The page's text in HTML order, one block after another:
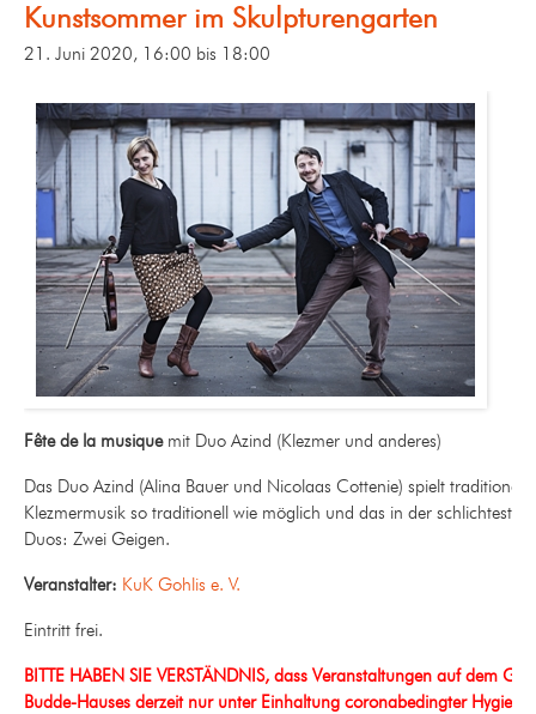
Kunstsommer im Skulpturengarten
21. Juni 2020, 16:00 bis 18:00
Fête de la musiquemit Duo Azind (Klezmer und anderes)
Das Duo Azind (Alina Bauer und Nicolaas Cottenie) spielt traditionelle
Klezmermusik so traditionell wie möglich und das in der
Duos: Zwei Geigen.
Veranstalter: KuK Gohlis e. V.
Eintritt frei.
BITTE HABEN SIE VERSTÄNDNIS, dass Veranstaltungen auf dem
Budde-Hauses derzeit nur unter Einhaltung coronabedingter